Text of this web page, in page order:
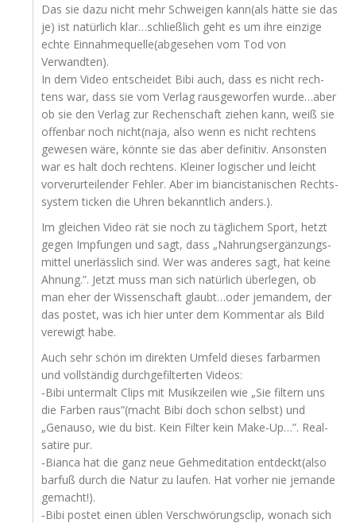
Das sie dazu nicht mehr Schwei­gen kann(als hät­te sie das
je) ist natür­lich klar…schließlich geht es um ihre ein­zi­ge
ech­te Einnahmequelle(abgesehen vom Tod von
Verwandten).
In dem Video ent­schei­det Bibi auch, dass es nicht rech­
tens war, dass sie vom Ver­lag raus­ge­wor­fen wurde…aber
ob sie den Ver­lag zur Rechen­schaft zie­hen kann, weiß sie
offen­bar noch nicht(naja, also wenn es nicht rech­tens
gewe­sen wäre, könn­te sie das aber defi­ni­tiv. Ansons­ten
war es halt doch rech­tens. Klei­ner logi­scher und leicht
vor­ver­ur­tei­len­der Feh­ler. Aber im bian­cista­ni­schen Rechts­
sys­tem ticken die Uhren bekannt­lich anders.).
Im glei­chen Video rät sie noch zu täg­li­chem Sport, hetzt
gegen Imp­fun­gen und sagt, dass „Nah­rungs­er­gän­zungs­
mit­tel uner­läss­lich sind. Wer was ande­res sagt, hat kei­ne
Ahnung.”. Jetzt muss man sich natür­lich über­le­gen, ob
man eher der Wis­sen­schaft glaubt…oder jeman­dem, der
das pos­tet, was ich hier unter dem Kom­men­tar als Bild
ver­ewigt habe.
Auch sehr schön im direk­ten Umfeld die­ses farb­ar­men
und voll­stän­dig durch­ge­fil­ter­ten Videos:
‑Bibi unter­malt Clips mit Musik­zei­len wie „Sie fil­tern uns
die Far­ben raus”(macht Bibi doch schon selbst) und
„Genau­so, wie du bist. Kein Fil­ter kein Make-Up…”. Real­
sa­ti­re pur.
‑Bian­ca hat die ganz neue Geh­me­di­ta­ti­on entdeckt(also
bar­fuß durch die Natur zu lau­fen. Hat vor­her nie jeman­de
gemacht!).
‑Bibi pos­tet einen üblen Ver­schwö­rungs­clip, wonach sich